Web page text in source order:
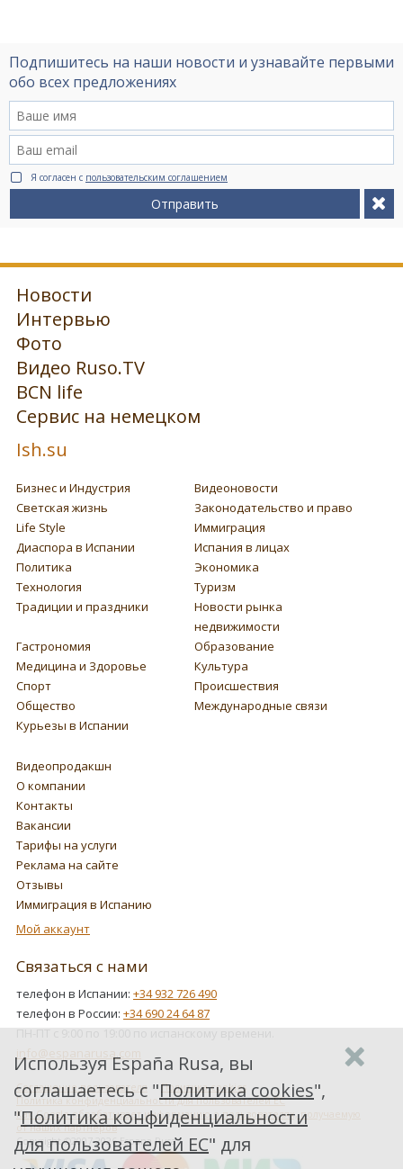
Подпишитесь на наши новости и узнавайте первыми
обо всех предложениях
Я согласен с пользовательским соглашением
Отправить
Новости
Интервью
Фото
Видео Ruso.TV
BCN life
Сервис на немецком
Ish.su
Бизнес и Индустрия
Видеоновости
Светская жизнь
Законодательство и право
Life Style
Иммиграция
Диаспора в Испании
Испания в лицах
Политика
Экономика
Технология
Туризм
Традиции и праздники
Новости рынка
недвижимости
Гастрономия
Образование
Медицина и Здоровье
Культура
Спорт
Происшествия
Общество
Международные связи
Курьезы в Испании
Видеопродакшн
О компании
Контакты
Вакансии
Тарифы на услуги
Реклама на сайте
Отзывы
Иммиграция в Испанию
Мой аккаунт
Связаться с нами
телефон в Испании: +34 932 726 490
телефон в России: +34 690 24 64 87
ПН-ПТ с 9:00 по 19:00 по испанскому времени.
info@espanarusa.com
Соглашение пользователя
Политика cookies
Политика конфиденциальности для пользователей ЕС
Как Google обрабатывает информацию о пользователях, получаемую
от наших партнеров
Copyright ©2007-2026 Espana Rusa
Используя España Rusa, вы
соглашаетесь с "Политика cookies",
"Политика конфиденциальности
для пользователей ЕС" для